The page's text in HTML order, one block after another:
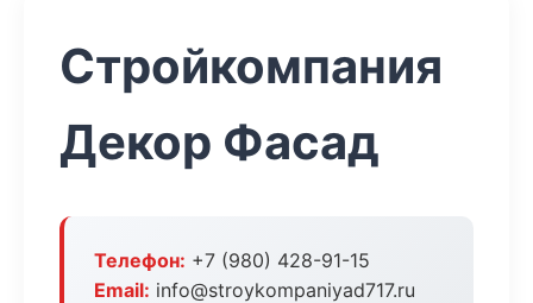
Стройкомпания
Декор Фасад
Телефон: +7 (980) 428-91-15
Email: info@stroykompaniyad717.ru